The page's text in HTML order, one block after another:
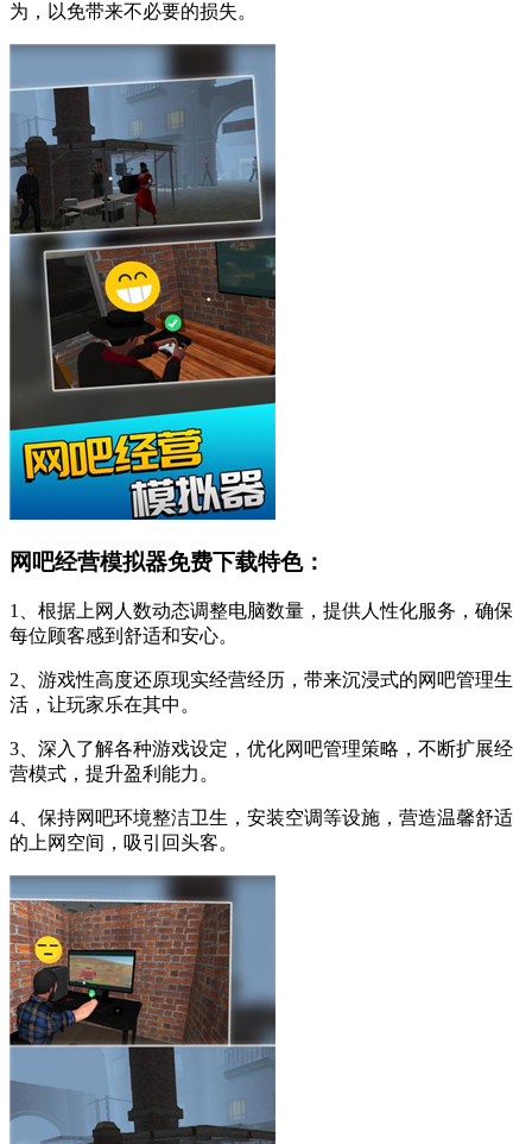
为，以免带来不必要的损失。
网吧经营模拟器免费下载特色：
1、根据上网人数动态调整电脑数量，提供人性化服务，确保
每位顾客感到舒适和安心。
2、游戏性高度还原现实经营经历，带来沉浸式的网吧管理生
活，让玩家乐在其中。
3、深入了解各种游戏设定，优化网吧管理策略，不断扩展经
营模式，提升盈利能力。
4、保持网吧环境整洁卫生，安装空调等设施，营造温馨舒适
的上网空间，吸引回头客。